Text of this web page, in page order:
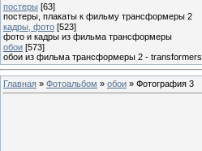
постеры [63]
постеры, плакаты к фильму трансформеры 2
кадры, фото [523]
фото и кадры из фильма трансформеры
обои [573]
обои из фильма трансформеры 2 - transformers
Главная » Фотоальбом » обои » Фотография 3